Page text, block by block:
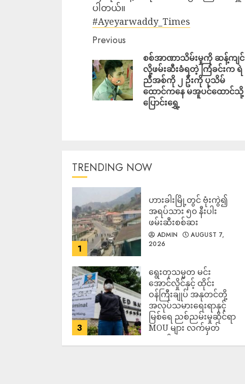
ပါတယ်။
#Ayeyarwaddy_Times
Previous
စစ်အာဏာသိမ်းမှုကို ဆန့်ကျင်
လို့ဖမ်းဆီးခံရတဲ့ ကြံခင်းက ရဲ
ညီအစ်ကို ၂ ဦးကို ပုသိမ်
ထောင်ကနေ မအူပင်ထောင်သို့
ပြောင်းရွှေ့
TRENDING NOW
1
ဟားခါးမြို့တွင် ဗုံးကွဲ၍
အရပ်သား ၅၀ နီးပါး
ဖမ်းဆီးစစ်ဆး
ADMIN
AUGUST 7,
2026
3
ရွေးတုသမ္မတ မင်း
အောင်လှိုင်နှင့် ထိုင်း
ဝန်ကြီးချုပ် အနုတင်တို့
အလုပ်သမားရေးရာနှင့်
မြစ်ရေ ညစ်ညမ်းမှုဆိုင်ရာ
MOU များ လက်မှတ်
ရေးထိုး